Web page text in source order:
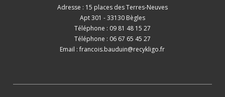
Adresse : 15 places des Terres-Neuves
Apt 301 - 33130 Bègles
Téléphone : 09 81 48 15 27
Téléphone : 06 67 65 45 27
Email :francois.bauduin@recykligo.fr